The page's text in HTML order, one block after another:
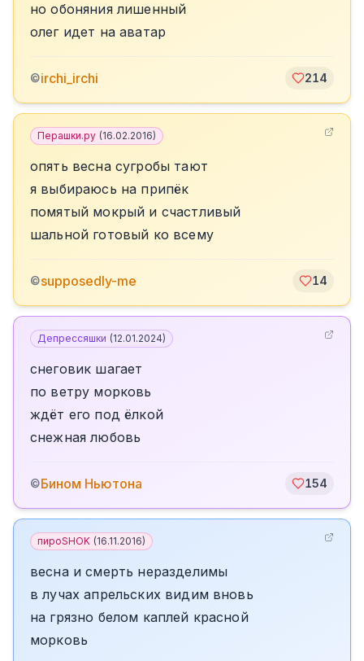
но обоняния лишенный
олег идет на аватар
©irchi_irchi 214
Перашки.ру (16.02.2016)
опять весна сугробы тают
я выбираюсь на припёк
помятый мокрый и счастливый
шальной готовый ко всему
©supposedly-me 14
Депрессяшки (12.01.2024)
снеговик шагает
по ветру морковь
ждёт его под ёлкой
снежная любовь
©Бином Ньютона 154
пироSHOK (16.11.2016)
весна и смерть неразделимы
в лучах апрельских видим вновь
на грязно белом каплей красной
морковь